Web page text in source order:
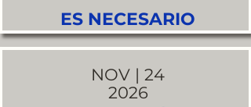
ES NECESARIO
NOV | 24
2026